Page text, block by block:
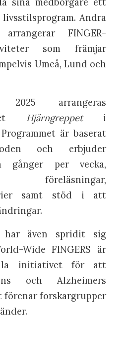
Andra
FINGER-
som främjar
Umeå, Lund och
arrangeras
Hjärngreppeti
är baserat
och erbjuder
gånger per vecka,
föreläsningar,
samt stöd i att
har även spridit sig
Wide FINGERS är
initiativet för att
och Alzheimers
förenar forskargrupper